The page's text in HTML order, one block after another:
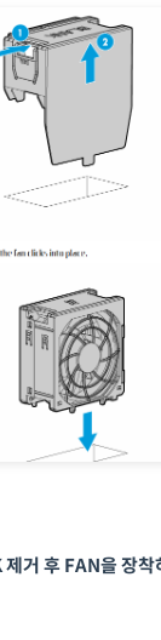
거 후 FAN을 장착